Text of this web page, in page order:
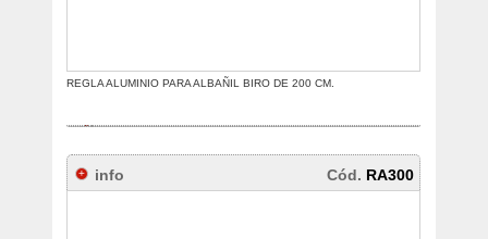
REGLA ALUMINIO PARA ALBAÑIL BIRO DE 200 CM.
info Cód. RA300